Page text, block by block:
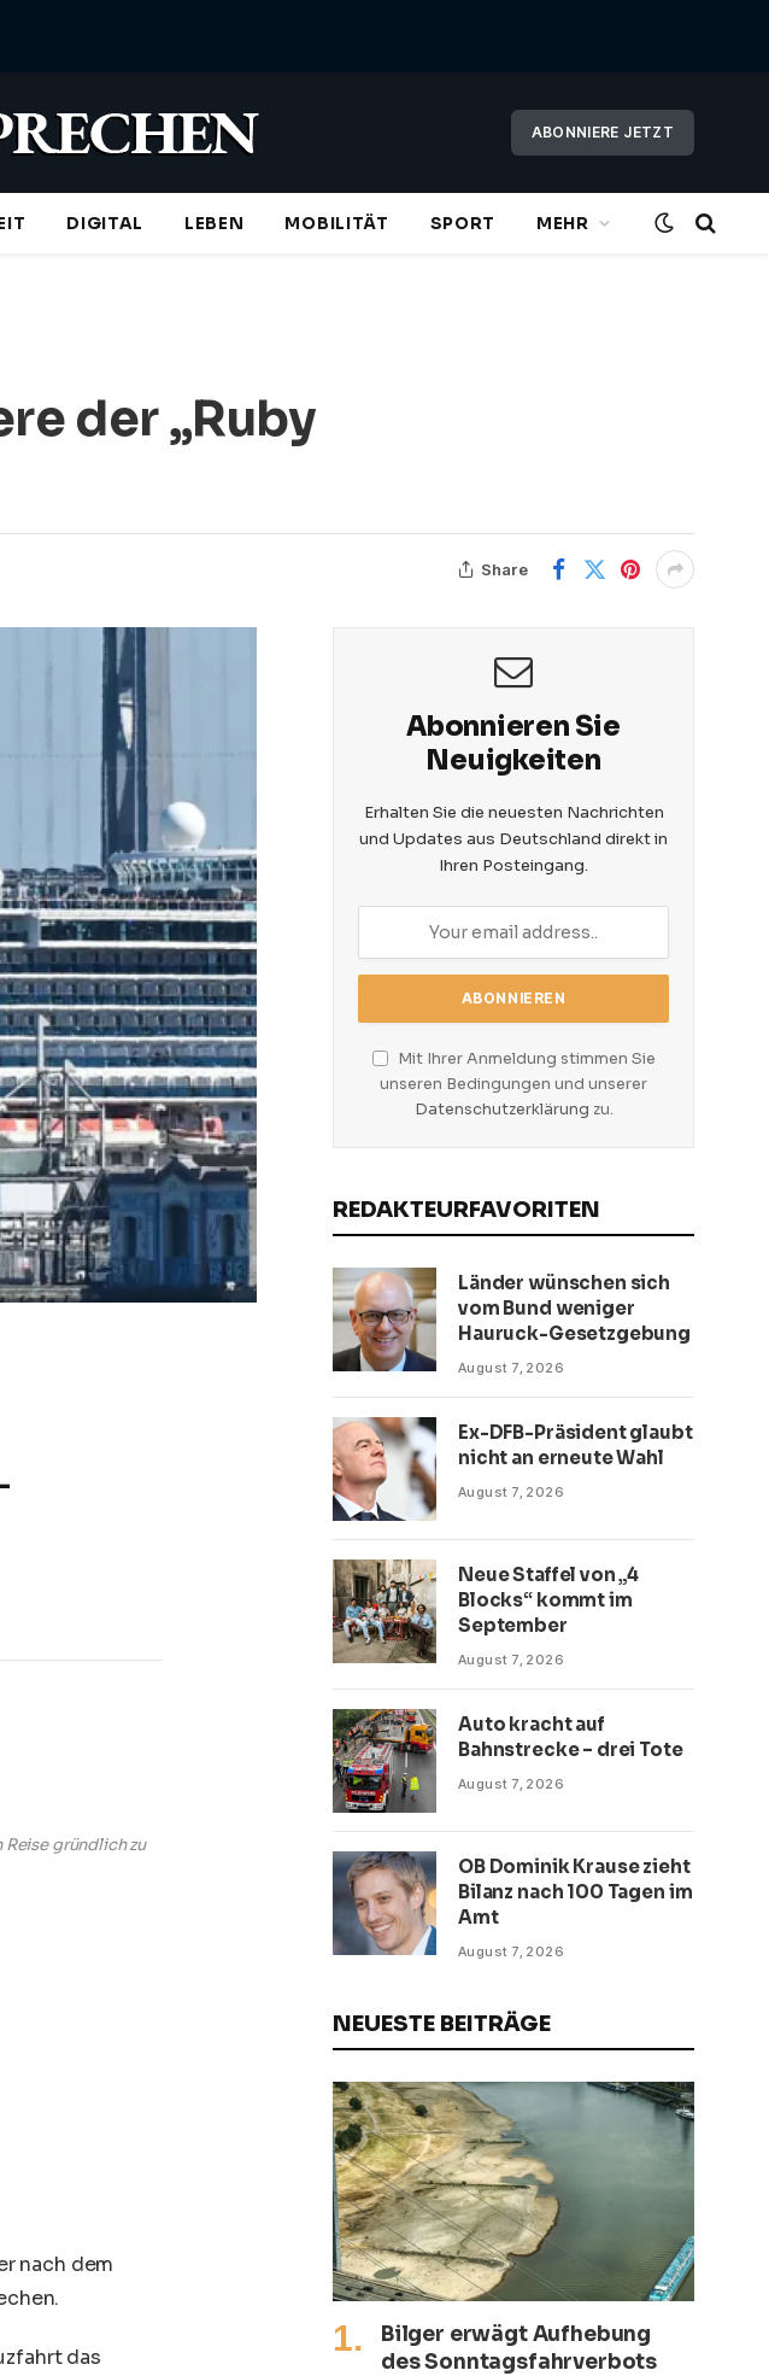
ABONNIERE JETZT
DIGITAL LEBEN MOBILITÄT SPORT MEHR
der „Ruby
Share
Reise gründlich zu
nach dem
das
Abonnieren Sie
Neuigkeiten
Erhalten Sie die neuesten Nachrichten
und Updates aus Deutschland direkt in
Ihren Posteingang.
Mit Ihrer Anmeldung stimmen Sie
unseren Bedingungen und unserer
Datenschutzerklärung zu.
REDAKTEURFAVORITEN
Länder wünschen sich
vom Bund weniger
Hauruck-Gesetzgebung
August 7, 2026
Ex-DFB-Präsident glaubt
nicht an erneute Wahl
August 7, 2026
Neue Staffel von „4
Blocks“ kommt im
September
August 7, 2026
Auto kracht auf
Bahnstrecke – drei Tote
August 7, 2026
OB Dominik Krause zieht
Bilanz nach 100 Tagen im
Amt
August 7, 2026
NEUESTE BEITRÄGE
Bilger erwägt Aufhebung
des Sonntagsfahrverbots